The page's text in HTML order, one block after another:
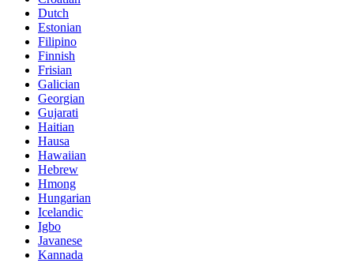
Dutch
Estonian
Filipino
Finnish
Frisian
Galician
Georgian
Gujarati
Haitian
Hausa
Hawaiian
Hebrew
Hmong
Hungarian
Icelandic
Igbo
Javanese
Kannada